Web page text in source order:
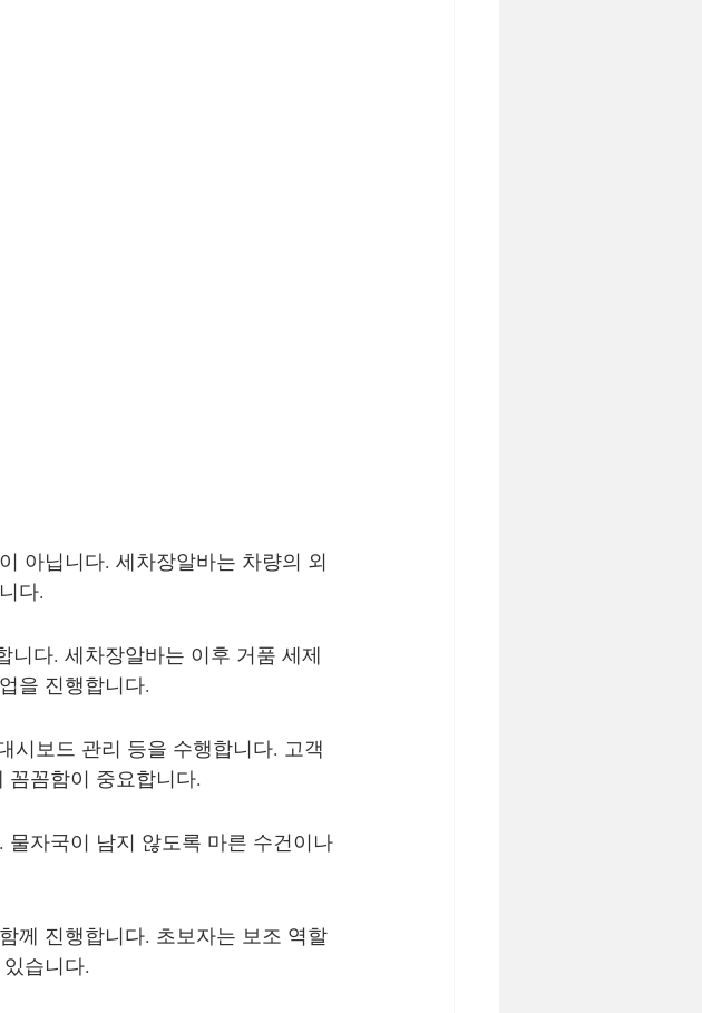
아닙니다. 세차장알바는 차량의 외
다.
니다. 세차장알바는 이후 거품 세제
을 진행합니다.
시보드 관리 등을 수행합니다. 고객
꼼함이 중요합니다.
자국이 남지 않도록 마른 수건이나
께 진행합니다. 초보자는 보조 역할
습니다.